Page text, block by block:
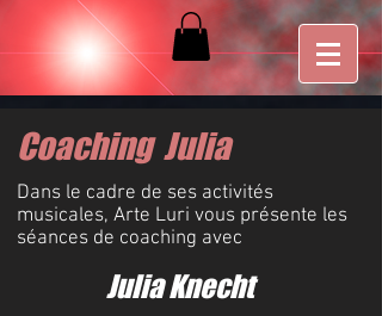
Coaching Julia
Dans le cadre de ses activités
musicales, Arte Luri vous présente les
séances de coaching avec
Julia Knecht